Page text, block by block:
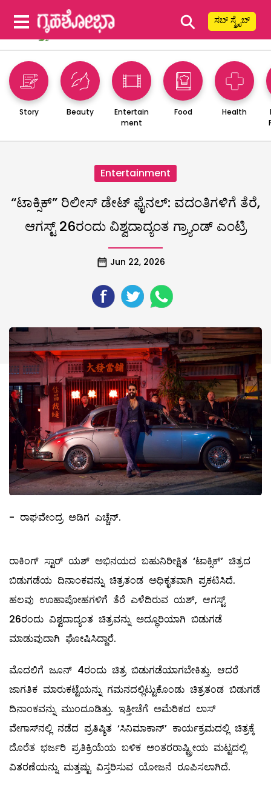
⚲ ಸಬ್ ಸ್ಕ್ರೈಬ್
Story Beauty
Entertain
ment
Food Health
Entertainment
“ಟಾಕ್ಸಿಕ್” ರಿಲೀಸ್ ಡೇಟ್ ಫೈನಲ್: ವದಂತಿಗಳಿಗೆ ತೆರೆ,
ಆಗಸ್ಟ್ 26ರಂದು ವಿಶ್ವದಾದ್ಯಂತ ಗ್ರ್ಯಾಂಡ್ ಎಂಟ್ರಿ
Jun 22, 2026
- ರಾಘವೇಂದ್ರ ಅಡಿಗ ಎಚ್ಚೆನ್.
ರಾಕಿಂಗ್ ಸ್ಟಾರ್ ಯಶ್ ಅಭಿನಯದ ಬಹುನಿರೀಕ್ಷಿತ ‘ಟಾಕ್ಸಿಕ್’ ಚಿತ್ರದ
ಬಿಡುಗಡೆಯ ದಿನಾಂಕವನ್ನು ಚಿತ್ರತಂಡ ಅಧಿಕೃತವಾಗಿ ಪ್ರಕಟಿಸಿದೆ.
ಹಲವು ಊಹಾಪೋಹಗಳಿಗೆ ತೆರೆ ಎಳೆದಿರುವ ಯಶ್, ಆಗಸ್ಟ್
26ರಂದು ವಿಶ್ವದಾದ್ಯಂತ ಚಿತ್ರವನ್ನು ಅದ್ಧೂರಿಯಾಗಿ ಬಿಡುಗಡೆ
ಮಾಡುವುದಾಗಿ ಘೋಷಿಸಿದ್ದಾರೆ.
ಮೊದಲಿಗೆ ಜೂನ್ 4ರಂದು ಚಿತ್ರ ಬಿಡುಗಡೆಯಾಗಬೇಕಿತ್ತು. ಆದರೆ
ಜಾಗತಿಕ ಮಾರುಕಟ್ಟೆಯನ್ನು ಗಮನದಲ್ಲಿಟ್ಟುಕೊಂಡು ಚಿತ್ರತಂಡ ಬಿಡುಗಡೆ
ದಿನಾಂಕವನ್ನು ಮುಂದೂಡಿತ್ತು. ಇತ್ತೀಚೆಗೆ ಅಮೆರಿಕದ ಲಾಸ್
ವೇಗಾಸ್‌ನಲ್ಲಿ ನಡೆದ ಪ್ರತಿಷ್ಠಿತ ‘ಸಿನಿಮಾಕಾನ್’ ಕಾರ್ಯಕ್ರಮದಲ್ಲಿ ಚಿತ್ರಕ್ಕೆ
ದೊರೆತ ಭರ್ಜರಿ ಪ್ರತಿಕ್ರಿಯೆಯ ಬಳಿಕ ಅಂತರರಾಷ್ಟ್ರೀಯ ಮಟ್ಟದಲ್ಲಿ
ವಿತರಣೆಯನ್ನು ಮತ್ತಷ್ಟು ವಿಸ್ತರಿಸುವ ಯೋಜನೆ ರೂಪಿಸಲಾಗಿದೆ.